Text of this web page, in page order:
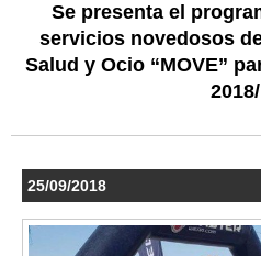
Se presenta el
servicios novedosos
Salud y Ocio “MOVE”
25/09/2018